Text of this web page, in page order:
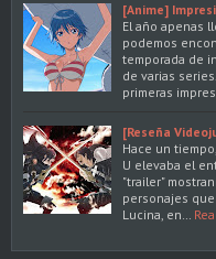
[Anime]
El año apenas
podemos
temporada de
de varias
primeras
[Reseña
Hace un
U elevaba el
"trailer"
personajes
Lucina, en…